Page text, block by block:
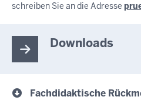
schreiben Sie an die Adresse
Downloads
Fachdidaktische